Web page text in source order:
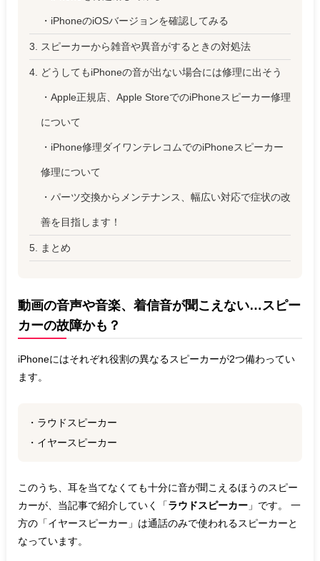
・iPhoneのiOSバージョンを確認してみる
3. スピーカーから雑音や異音がするときの対処法
4. どうしてもiPhoneの音が出ない場合には修理に出そう
・Apple正規店、Apple StoreでのiPhoneスピーカー修理
について
・iPhone修理ダイワンテレコムでのiPhoneスピーカー
修理について
・パーツ交換からメンテナンス、幅広い対応で症状の改
善を目指します！
5. まとめ
動画の音声や音楽、着信音が聞こえない…スピー
カーの故障かも？
iPhoneにはそれぞれ役割の異なるスピーカーが2つ備わってい
ます。
・ラウドスピーカー
・イヤースピーカー
このうち、耳を当てなくても十分に音が聞こえるほうのスピー
カーが、当記事で紹介していく「ラウドスピーカー」です。 一
方の「イヤースピーカー」は通話のみで使われるスピーカーと
なっています。